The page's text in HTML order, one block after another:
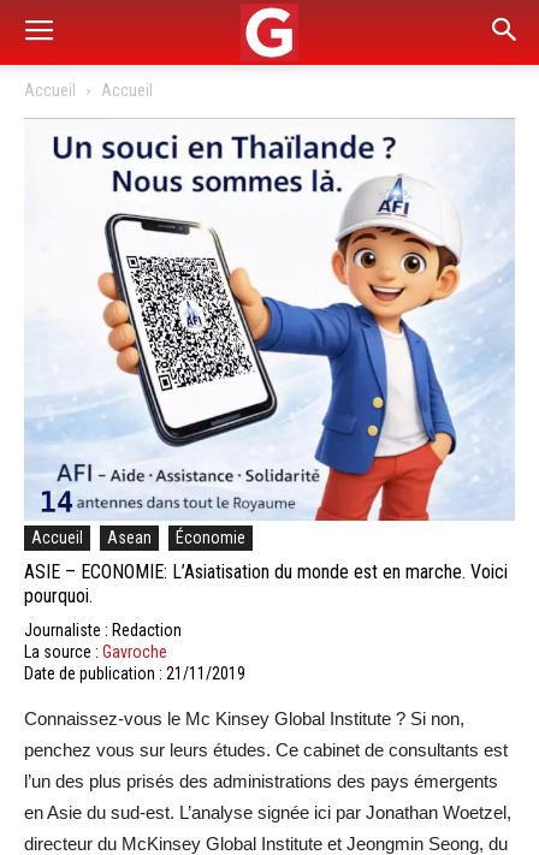
Accueil Accueil
Accueil Asean Économie
ASIE – ECONOMIE: L’Asiatisation du monde est en marche. Voici
pourquoi.
Journaliste : Redaction
La source : Gavroche
Date de publication : 21/11/2019
Connaissez-vous le Mc Kinsey Global Institute ? Si non,
penchez vous sur leurs études. Ce cabinet de consultants est
l’un des plus prisés des administrations des pays émergents
en Asie du sud-est. L’analyse signée ici par Jonathan Woetzel,
directeur du McKinsey Global Institute et Jeongmin Seong, du